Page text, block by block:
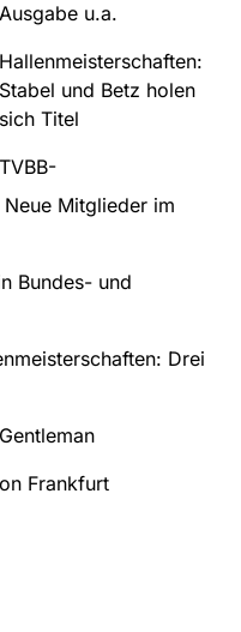
Ausgabe u.a.
Hallenmeisterschaften:
Stabel und Betz holen
sich Titel
TVBB-
Mitglieder im
Bundes- und
Drei
Frankfurt